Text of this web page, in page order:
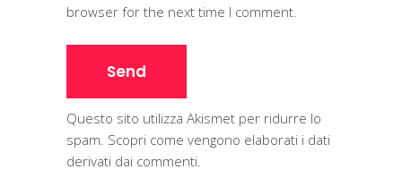
browser for the next time I comment.
Questo sito utilizza Akismet per ridurre lo
spam. Scopri come vengono elaborati i dati
derivati dai commenti.